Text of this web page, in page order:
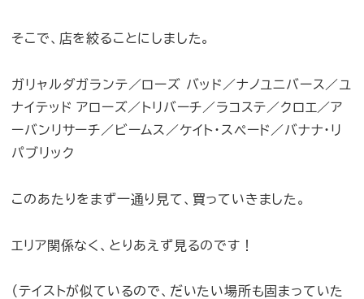
そこで、店を絞ることにしました。
ガリャルダガランテ／ローズ バッド／ナノユニバース／ユ
ナイテッド アローズ／トリバーチ／ラコステ／クロエ／ア
ーバンリサーチ／ビームス／ケイト・スペード／バナナ・リ
パブリック
このあたりをまず一通り見て、買っていきました。
エリア関係なく、とりあえず見るのです！
（テイストが似ているので、だいたい場所も固まっていた